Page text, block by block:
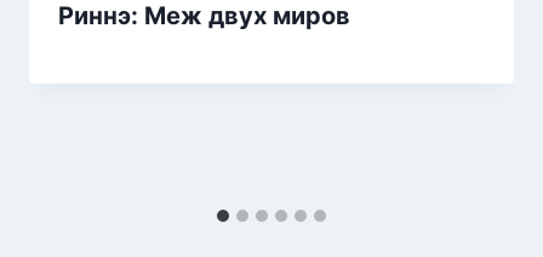
Риннэ: Меж двух миров